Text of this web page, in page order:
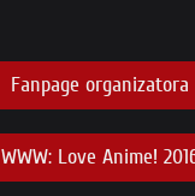
Fanpage organizatora
WWW: Love Anime!